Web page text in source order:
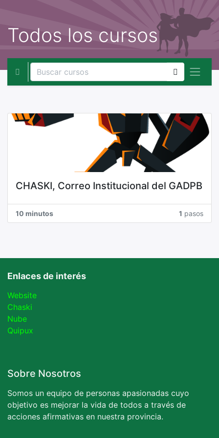
Todos los cursos
CHASKI, Correo Institucional del GADPB
10 minutos 1 pasos
Enlaces de interés
Website
Chaski
Nube
Quipux
Sobre Nosotros
Somos un equipo de personas apasionadas cuyo
objetivo es mejorar la vida de todos a través de
acciones afirmativas en nuestra provincia.